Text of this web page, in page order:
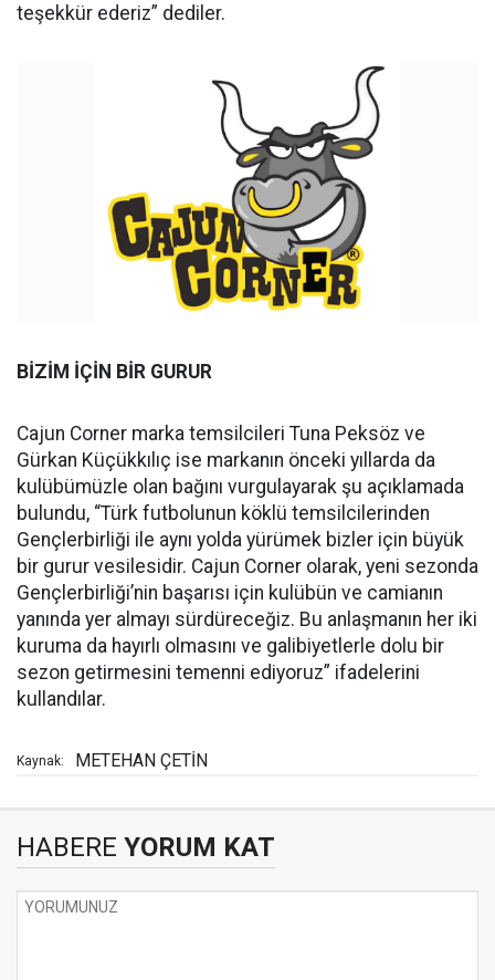
teşekkür ederiz” dediler.
BİZİM İÇİN BİR GURUR
Cajun Corner marka temsilcileri Tuna Peksöz ve
Gürkan Küçükkılıç ise markanın önceki yıllarda da
kulübümüzle olan bağını vurgulayarak şu açıklamada
bulundu, “Türk futbolunun köklü temsilcilerinden
Gençlerbirliği ile aynı yolda yürümek bizler için büyük
bir gurur vesilesidir. Cajun Corner olarak, yeni sezonda
Gençlerbirliği’nin başarısı için kulübün ve camianın
yanında yer almayı sürdüreceğiz. Bu anlaşmanın her iki
kuruma da hayırlı olmasını ve galibiyetlerle dolu bir
sezon getirmesini temenni ediyoruz” ifadelerini
kullandılar.
Kaynak: METEHAN ÇETİN
HABERE YORUM KAT